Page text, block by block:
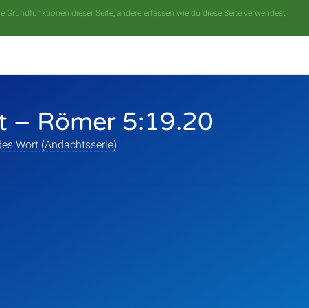
dieser Seite, andere erfassen wie du diese Seite verwendest
– Römer 5:19.20
Wort (Andachtsserie)